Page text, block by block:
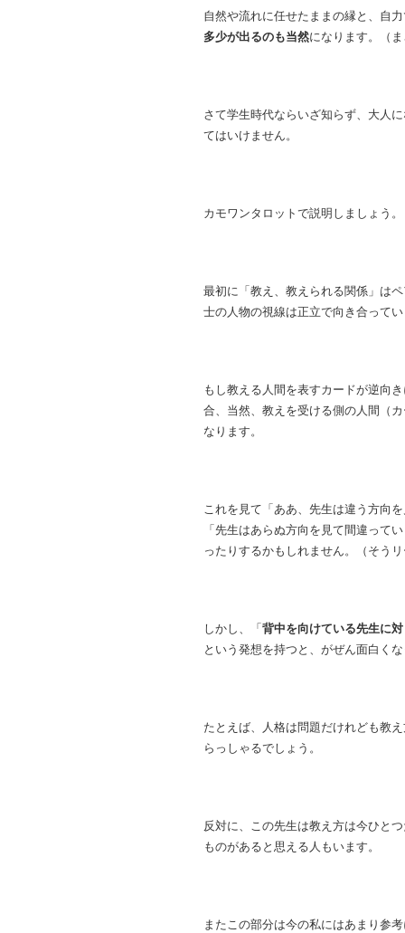
自然や流れに任せたままの縁と、自
多少が出るのも当然になります。（
さて学生時代ならいざ知らず、大人
てはいけません。
カモワンタロットで説明しましょう。
最初に「教え、教えられる関係」は
士の人物の視線は正立で向き合って
もし教える人間を表すカードが逆向
合、当然、教えを受ける側の人間（
なります。
これを見て「ああ、先生は違う方向
「先生はあらぬ方向を見て間違って
ったりするかもしれません。
（そう
しかし、「背中を向けている先生に
という発想を持つと、がぜん面白く
たとえば、人格は問題だけれども教
らっしゃるでしょう。
反対に、この先生は教え方は今ひと
ものがあると思える人もいます。
またこの部分は今の私にはあまり参